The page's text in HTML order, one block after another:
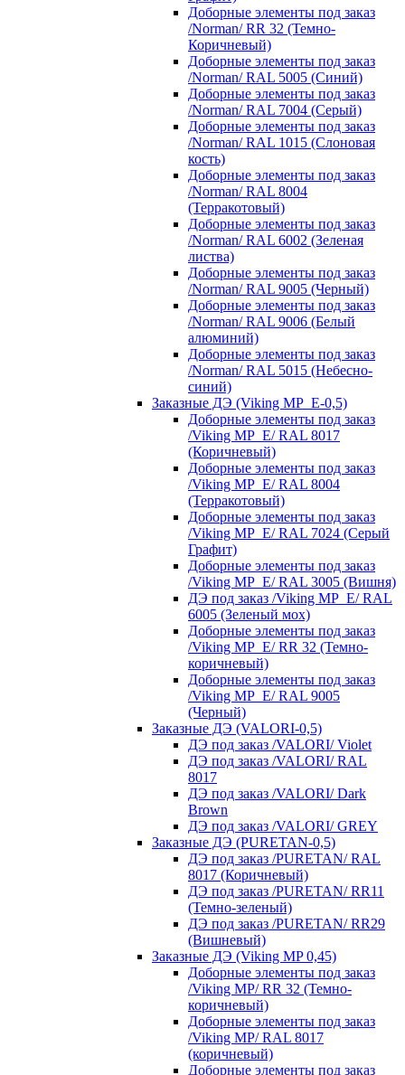
Доборные элементы под заказ
/Norman/ RR 32 (Темно-
Коричневый)
Доборные элементы под заказ
/Norman/ RAL 5005 (Синий)
Доборные элементы под заказ
/Norman/ RAL 7004 (Серый)
Доборные элементы под заказ
/Norman/ RAL 1015 (Слоновая
кость)
Доборные элементы под заказ
/Norman/ RAL 8004
(Терракотовый)
Доборные элементы под заказ
/Norman/ RAL 6002 (Зеленая
листва)
Доборные элементы под заказ
/Norman/ RAL 9005 (Черный)
Доборные элементы под заказ
/Norman/ RAL 9006 (Белый
алюминий)
Доборные элементы под заказ
/Norman/ RAL 5015 (Небесно-
синий)
Заказные ДЭ (Viking MP_E-0,5)
Доборные элементы под заказ
/Viking MP_E/ RAL 8017
(Коричневый)
Доборные элементы под заказ
/Viking MP_E/ RAL 8004
(Терракотовый)
Доборные элементы под заказ
/Viking MP_E/ RAL 7024 (Серый
Графит)
Доборные элементы под заказ
/Viking MP_E/ RAL 3005 (Вишня)
ДЭ под заказ /Viking MP_E/ RAL
6005 (Зеленый мох)
Доборные элементы под заказ
/Viking MP_E/ RR 32 (Темно-
коричневый)
Доборные элементы под заказ
/Viking MP_E/ RAL 9005
(Черный)
Заказные ДЭ (VALORI-0,5)
ДЭ под заказ /VALORI/ Violet
ДЭ под заказ /VALORI/ RAL
8017
ДЭ под заказ /VALORI/ Dark
Brown
ДЭ под заказ /VALORI/ GREY
Заказные ДЭ (PURETAN-0,5)
ДЭ под заказ /PURETAN/ RAL
8017 (Коричневый)
ДЭ под заказ /PURETAN/ RR11
(Темно-зеленый)
ДЭ под заказ /PURETAN/ RR29
(Вишневый)
Заказные ДЭ (Viking MP 0,45)
Доборные элементы под заказ
/Viking MP/ RR 32 (Темно-
коричневый)
Доборные элементы под заказ
/Viking MP/ RAL 8017
(коричневый)
Доборные элементы под заказ